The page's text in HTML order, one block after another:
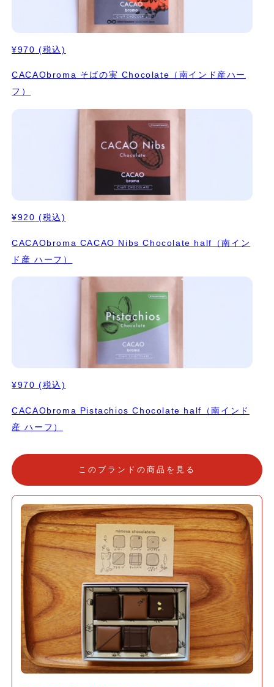
¥970 (税込)
CACAObroma そばの実 Chocolate（南インド産ハー
フ）
¥920 (税込)
CACAObroma CACAO Nibs Chocolate half（南イン
ド産 ハーフ）
¥970 (税込)
CACAObroma Pistachios Chocolate half（南インド
産 ハーフ）
このブランドの商品を見る